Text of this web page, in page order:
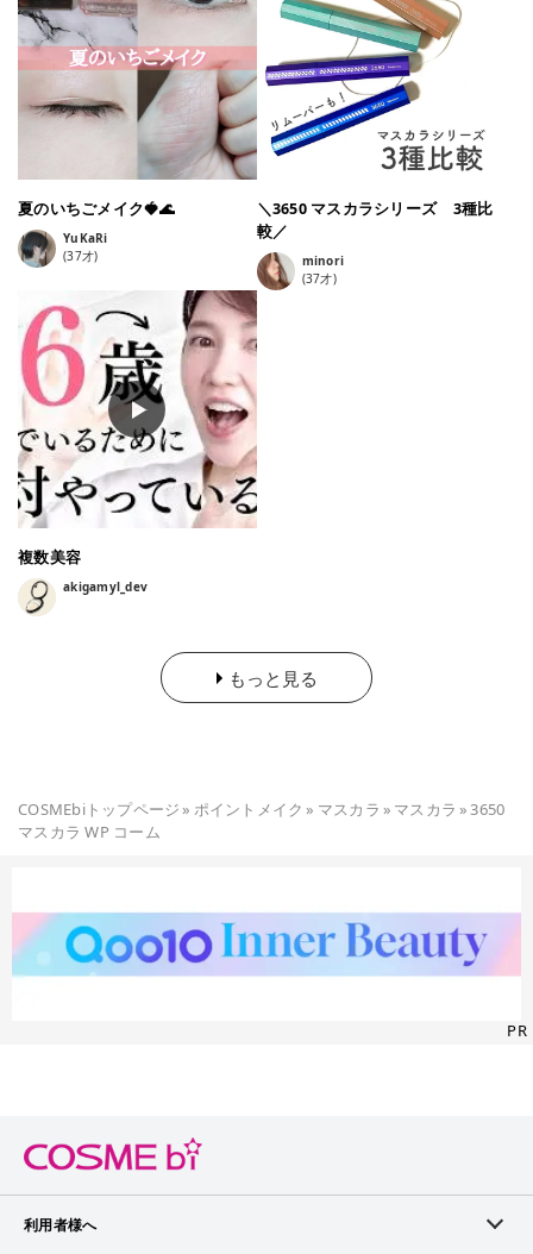
夏のいちごメイク🍓🌊
YuKaRi
(37才)
＼3650 マスカラシリーズ 3種比
較／
minori
(37才)
複数美容
akigamyl_dev
もっと見る
COSMEbiトップページ» ポイントメイク » マスカラ » マスカラ »3650
マスカラ WP コーム
PR
利用者様へ